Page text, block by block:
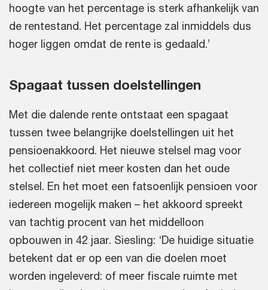
hoogte van het percentage is sterk afhankelijk van
de rentestand. Het percentage zal inmiddels dus
hoger liggen omdat de rente is gedaald.’
Spagaat tussen doelstellingen
Met die dalende rente ontstaat een spagaat
tussen twee belangrijke doelstellingen uit het
pensioenakkoord. Het nieuwe stelsel mag voor
het collectief niet meer kosten dan het oude
stelsel. En het moet een fatsoenlijk pensioen voor
iedereen mogelijk maken – het akkoord spreekt
van tachtig procent van het middelloon
opbouwen in 42 jaar. Siesling: ‘De huidige situatie
betekent dat er op een van die doelen moet
worden ingeleverd: of meer fiscale ruimte met